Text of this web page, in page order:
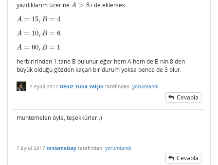
yazdıklarım üzerine A > 8
A> 8 i de eklersek
A = 15, B = 4
A =15, B= 4
A = 10, B = 6
A =10, B= 6
A = 60, B = 1
A =60, B= 1
herbiririnden 1.tane B bulunur eğer hem A hem de B nin 8 den
büyük olduğu gözden kaçan bir durum yoksa bence de 3 olur.
7 Eylül 2017 Deniz Tuna Yalçın tarafından yorumlandı
Cevapla
muhtemelen öyle, teşekkürler :)
7 Eylül 2017 orsiamelzay tarafından yorumlandı
Cevapla